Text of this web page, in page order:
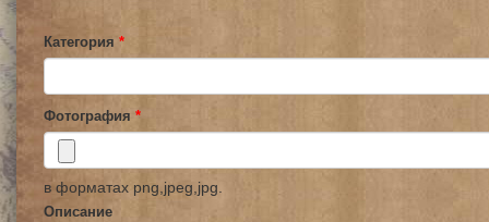
Категория *
Фотография *
в форматах png,jpeg,jpg.
Описание